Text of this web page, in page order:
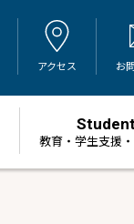
アクセス お
教育・学生支援